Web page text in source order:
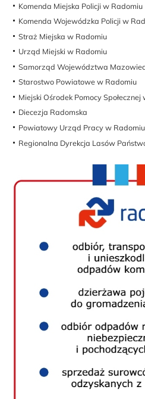
Komenda Miejska Policji w Radomiu
Komenda Wojewódzka Policji w
Straż Miejska w Radomiu
Urząd Miejski w Radomiu
Samorząd Województwa
Starostwo Powiatowe w Radomiu
Miejski Ośrodek Pomocy
Diecezja Radomska
Powiatowy Urząd Pracy w Radomiu
Regionalna Dyrekcja Lasów